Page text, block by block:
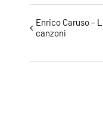
Evento
Enrico Caruso –
canzoni